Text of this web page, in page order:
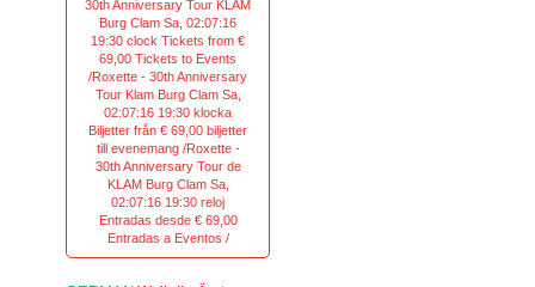
30th Anniversary Tour KLAM
Burg Clam Sa, 02:07:16
19:30 clock Tickets from €
69,00 Tickets to Events
/Roxette - 30th Anniversary
Tour Klam Burg Clam Sa,
02:07:16 19:30 klocka
Biljetter från € 69,00 biljetter
till evenemang /Roxette -
30th Anniversary Tour de
KLAM Burg Clam Sa,
02:07:16 19:30 reloj
Entradas desde € 69,00
Entradas a Eventos /